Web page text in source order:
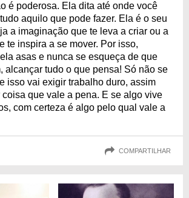
é poderosa. Ela dita até onde você
aquilo que pode fazer. Ela é o seu
a imaginação que te leva a criar ou a
te inspira a se mover. Por isso,
asas e nunca se esqueça de que
alcançar tudo o que pensa! Só não se
isso vai exigir trabalho duro, assim
que vale a pena. E se algo vive
com certeza é algo pelo qual vale a
COMPARTILHAR